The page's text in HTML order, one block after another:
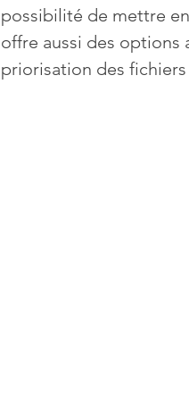
possibilité de mettre
offre aussi des options
priorisation des